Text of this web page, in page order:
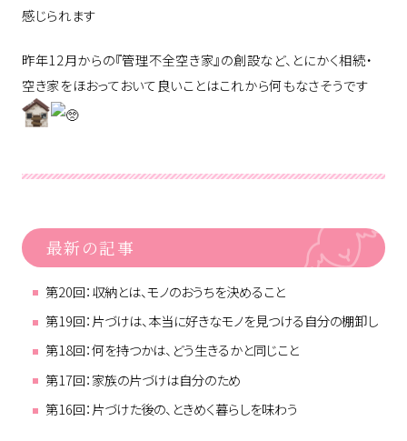
感じられます
昨年12月からの『管理不全空き家』の創設など、とにかく相続・
空き家をほおっておいて良いことはこれから何もなさそうです
最新の記事
第20回：収納とは、モノのおうちを決めること
第19回：片づけは、本当に好きなモノを見つける自分の棚卸し
第18回：何を持つかは、どう生きるかと同じこと
第17回：家族の片づけは自分のため
第16回：片づけた後の、ときめく暮らしを味わう